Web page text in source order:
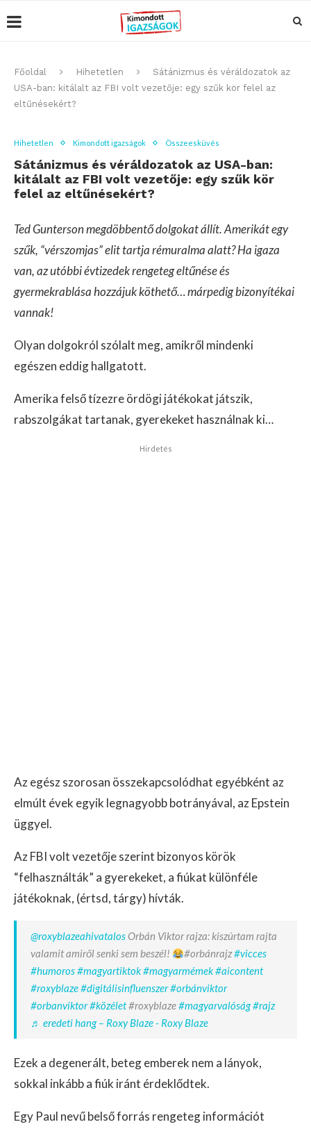
Főoldal Hihetetlen
Sátánizmus és véráldozatok az
USA-ban: kitálalt az FBI volt vezetője: egy szűk kör felel az
eltűnésekért?
Hihetetlen Kimondott igazságok Összeesküvés
Sátánizmus és véráldozatok az USA-ban:
kitálalt az FBI volt vezetője: egy szűk kör
felel az eltűnésekért?
Ted Gunterson megdöbbentő dolgokat állít. Amerikát egy
szűk, “vérszomjas” elit tartja rémuralma alatt? Ha igaza
van, az utóbbi évtizedek rengeteg eltűnése és
gyermekrablása hozzájuk köthető… márpedig bizonyítékai
vannak!
Olyan dolgokról szólalt meg, amikről mindenki
egészen eddig hallgatott.
Amerika felső tízezre ördögi játékokat játszik,
rabszolgákat tartanak, gyerekeket használnak ki…
Hirdetés
Az egész szorosan összekapcsolódhat egyébként az
elmúlt évek egyik legnagyobb botrányával, az Epstein
üggyel.
Az FBI volt vezetője szerint bizonyos körök
“felhasználták” a gyerekeket, a fiúkat különféle
játékoknak, (értsd, tárgy) hívták.
@roxyblazeahivatalosOrbán Viktor rajza: kiszúrtam rajta
valamit amiről senki sem beszél!
#orbánrajz#vicces
#humoros#magyartiktok#magyarmémek#aicontent
#roxyblaze#digitálisinfluenszer#orbánviktor
#orbanviktor#közélet#roxyblaze#magyarvalóság#rajz
♬ eredeti hang – Roxy Blaze - Roxy Blaze
Ezek a degenerált, beteg emberek nem a lányok,
sokkal inkább a fiúk iránt érdeklődtek.
Egy Paul nevű belső forrás rengeteg információt